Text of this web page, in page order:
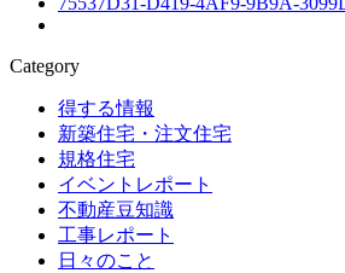
Category
得する情報
新築住宅・注文住宅
規格住宅
イベントレポート
不動産豆知識
工事レポート
日々のこと